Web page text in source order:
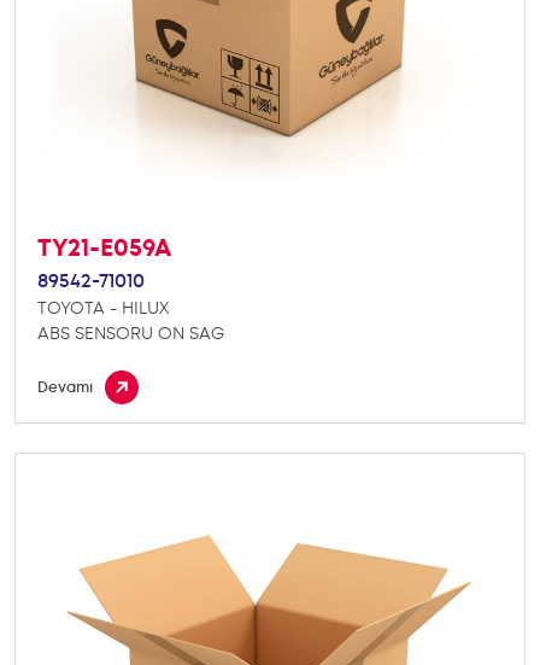
TY21-E059A
89542-71010
TOYOTA - HILUX
ABS SENSORU ON SAG
Devamı